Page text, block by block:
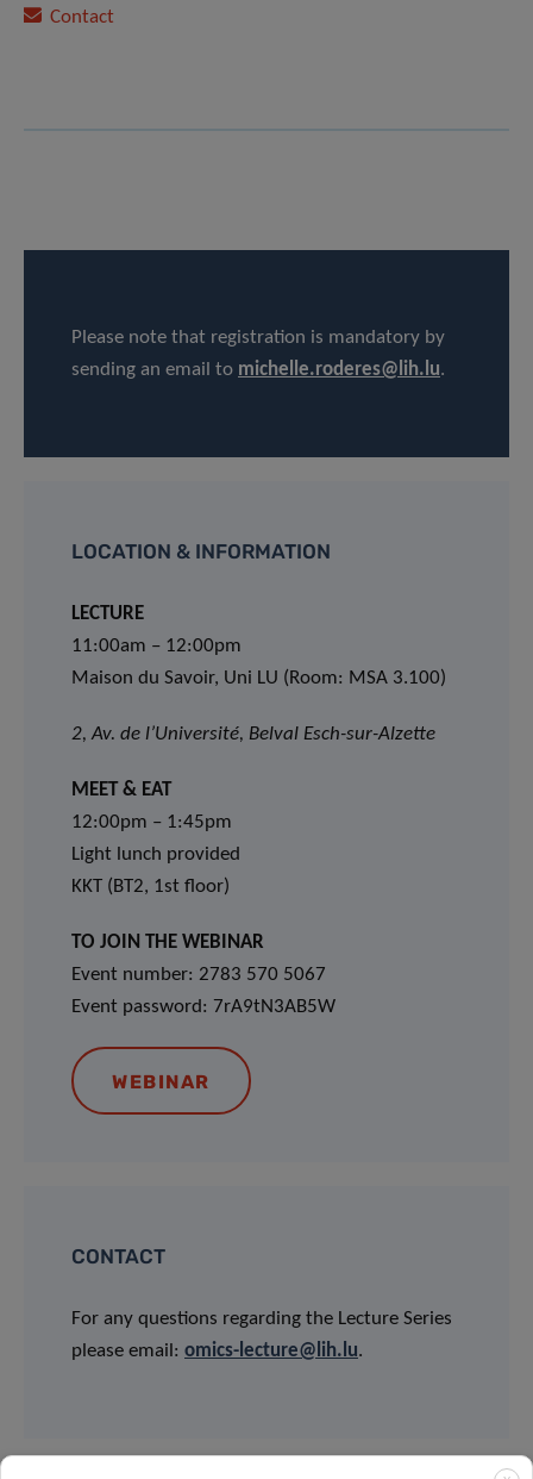
Contact
Please note that registration is mandatory by
sending an email to michelle.roderes@lih.lu.
LOCATION & INFORMATION
LECTURE
11:00am – 12:00pm
Maison du Savoir, Uni LU (Room: MSA 3.100)
2, Av. de l’Université, Belval Esch-sur-Alzette
MEET & EAT
12:00pm – 1:45pm
Light lunch provided
KKT (BT2, 1st floor)
TO JOIN THE WEBINAR
Event number: 2783 570 5067
Event password: 7rA9tN3AB5W
WEBINAR
CONTACT
For any questions regarding the Lecture Series
please email: omics-lecture@lih.lu.